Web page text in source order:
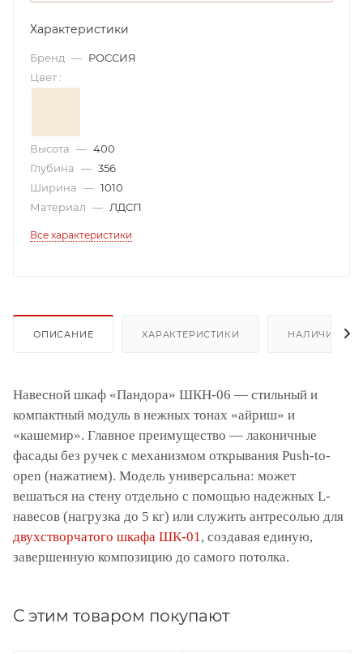
Характеристики
Бренд — РОССИЯ
Цвет :
Высота — 400
Глубина — 356
Ширина — 1010
Материал — ЛДСП
Все характеристики
ОПИСАНИЕ ХАРАКТЕРИСТИКИ НАЛИЧИЕ
Навесной шкаф «Пандора» ШКН-06 — стильный и
компактный модуль в нежных тонах «айриш» и
«кашемир». Главное преимущество — лаконичные
фасады без ручек с механизмом открывания Push-to-
open (нажатием). Модель универсальна: может
вешаться на стену отдельно с помощью надежных L-
навесов (нагрузка до 5 кг) или служить антресолью для
двухстворчатого шкафа ШК-01 , создавая единую,
завершенную композицию до самого потолка.
С этим товаром покупают